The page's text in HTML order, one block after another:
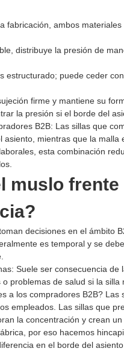
fabricación, ambos
distribuye la presión de
estructurado; puede ceder
firme y mantiene su
la presión si el borde del
B2B: Las sillas que
asiento, mientras que la
esta combinación
muslo
decisiones en el ámbito
es temporal y se
Suele ser consecuencia
problemas de salud si la
a los compradores B2B?
empleados. Las sillas que
la concentración y crean
por eso hacemos
en el borde del